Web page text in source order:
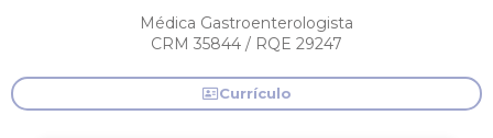
Médica Gastroenterologista
CRM 35844 / RQE 29247
Currículo